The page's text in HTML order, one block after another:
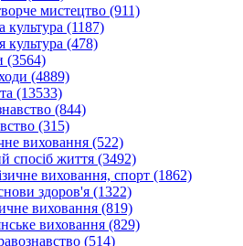
мистецтво (911)
культура (1187)
культура (478)
(3564)
(4889)
(13533)
(844)
(315)
виховання (522)
спосіб життя (3492)
виховання, спорт (1862)
здоров'я (1322)
виховання (819)
виховання (829)
(514)